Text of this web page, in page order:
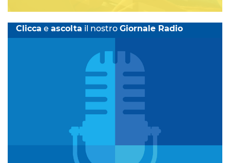
Clicca e ascolta il nostro Giornale Radio